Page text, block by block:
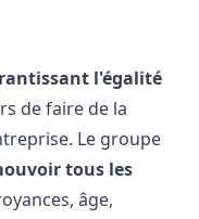
l'égalité
de faire de la
Le groupe
tous les
âge,